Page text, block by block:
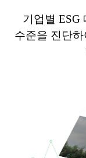
기업별 ESG
수준을 진단하